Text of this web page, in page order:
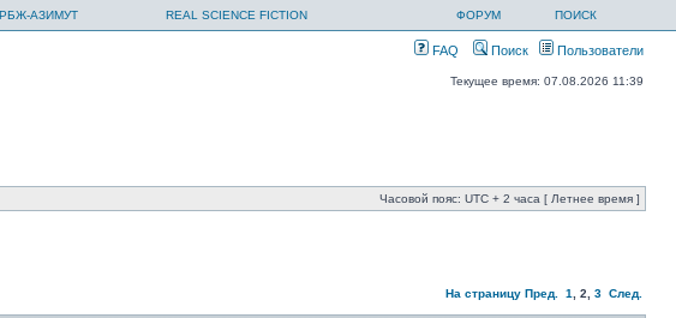
РБЖ-АЗИМУТ REAL SCIENCE FICTION ФОРУМ ПОИСК
FAQ Поиск Пользователи
Текущее время: 07.08.2026 11:39
Часовой пояс: UTC + 2 часа [ Летнее время ]
На страницу Пред. 1 2 3 След.